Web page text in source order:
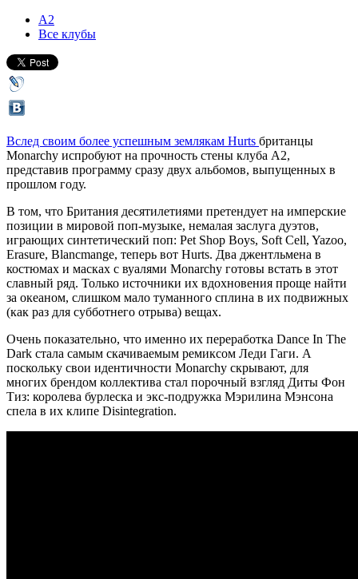
А2
Все клубы
Вслед своим более успешным землякам Hurts британцы
Monarchy испробуют на прочность стены клуба А2,
представив программу сразу двух альбомов, выпущенных в
прошлом году.
В том, что Британия десятилетиями претендует на имперские
позиции в мировой поп-музыке, немалая заслуга дуэтов,
играющих синтетический поп: Pet Shop Boys, Soft Cell, Yazoo,
Erasure, Blancmange, теперь вот Hurts. Два джентльмена в
костюмах и масках с вуалями Monarchy готовы встать в этот
славный ряд. Только источники их вдохновения проще найти
за океаном, слишком мало туманного сплина в их подвижных
(как раз для субботнего отрыва) вещах.
Очень показательно, что именно их переработка Dance In The
Dark стала самым скачиваемым ремиксом Леди Гаги. А
поскольку свои идентичности Monarchy скрывают, для
многих брендом коллектива стал порочный взгляд Диты Фон
Тиз: королева бурлеска и экс-подружка Мэрилина Мэнсона
спела в их клипе Disintegration.